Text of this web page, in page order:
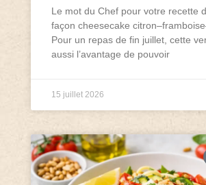
Le mot du Chef pour votre recette
façon cheesecake
Pour un repas de fin juillet, cette
aussi l’avantage de pouvoir
15 juillet 2026